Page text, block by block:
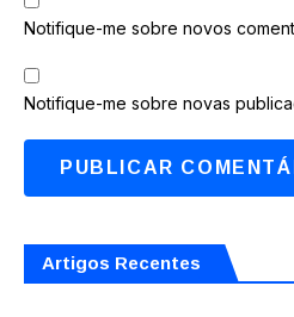
Notifique-me sobre novos
Notifique-me sobre novas
Artigos Recentes